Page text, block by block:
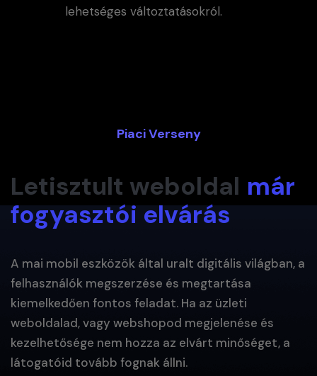
lehetséges változtatásokról.
Piaci Verseny
Letisztult weboldal már
fogyasztói elvárás
A mai mobil eszközök által uralt digitális világban, a
felhasználók megszerzése és megtartása
kiemelkedően fontos feladat. Ha az üzleti
weboldalad, vagy webshopod megjelenése és
kezelhetősége nem hozza az elvárt minőséget, a
látogatóid tovább fognak állni.